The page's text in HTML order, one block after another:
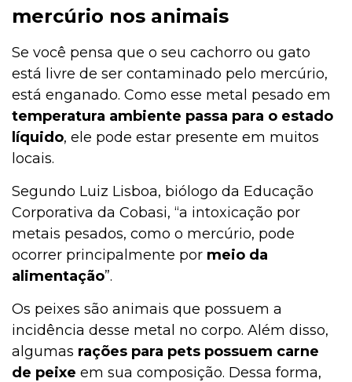
mercúrio nos animais
Se você pensa que o seu cachorro ou gato
está livre de ser contaminado pelo mercúrio,
está enganado. Como esse metal pesado em
temperatura ambiente passa para o estado
líquido, ele pode estar presente em muitos
locais.
Segundo Luiz Lisboa, biólogo da Educação
Corporativa da Cobasi, “a intoxicação por
metais pesados, como o mercúrio, pode
ocorrer principalmente por meio da
alimentação”.
Os peixes são animais que possuem a
incidência desse metal no corpo. Além disso,
algumas rações para pets possuem carne
de peixe em sua composição. Dessa forma,